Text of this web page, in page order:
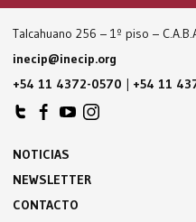
Talcahuano 256 – 1º piso –
inecip@inecip.org
+54 11 4372-0570 | +54 11
NOTICIAS
NEWSLETTER
CONTACTO